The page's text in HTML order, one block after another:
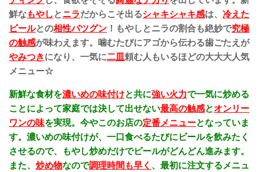
鮮なもやしとニラだからこそ出るシャキシャキ感は、 冷えた
ビールとの相性バツグン ！もやしとニラの割合も絶妙で究極
の触感が味わえます。噛むたびにアゴから伝わる歯ごたえが
やみつきになり、一気に二皿頼む人もいるほどの大大大人気
メニュー☆
新鮮な食材を濃いめの味付けと共に強い火力で一気に炒める
ことによって家庭では決して出せない最高の触感とオンリー
ワンの味を実現。今やこのお店の定番メニューとなっていま
す。濃いめの味付けが、一口食べるたびにビールを飲みたく
させるので、もやし炒めだけでビールがどんどん進みます。
また、 炒め物なので調理時間も早く 、最初に注文するメニュ